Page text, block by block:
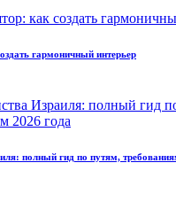
гармоничный интерьер
полный гид по путям,